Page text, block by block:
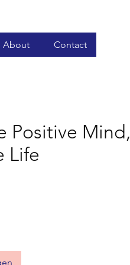
About Contact
Positive Mind,
Life